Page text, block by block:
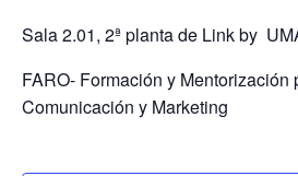
Sala 2.01, 2ª planta de Link by
FARO- Formación y Mentorización
Comunicación y Marketing